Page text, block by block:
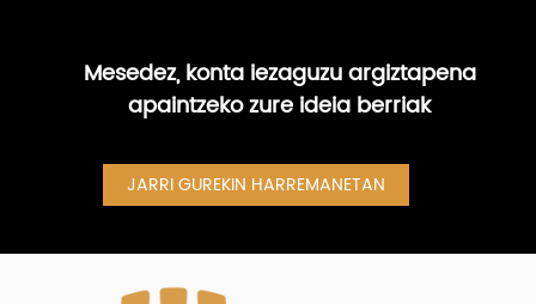
Mesedez, konta iezaguzu argiztapena
apaintzeko zure ideia berriak
JARRI GUREKIN HARREMANETAN